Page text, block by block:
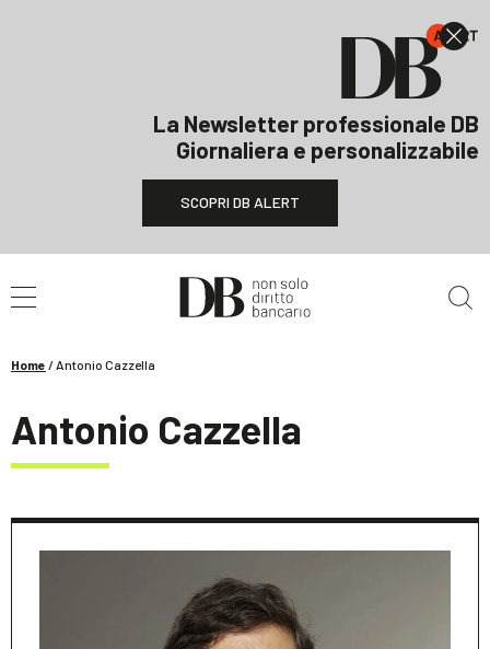
La Newsletter professionale DB
Giornaliera e personalizzabile
SCOPRI DB ALERT
Home /Antonio Cazzella
Antonio Cazzella